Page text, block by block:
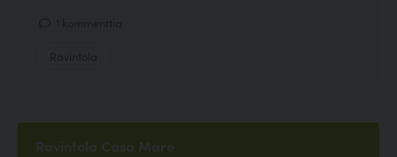
Ravintola Casa Mare